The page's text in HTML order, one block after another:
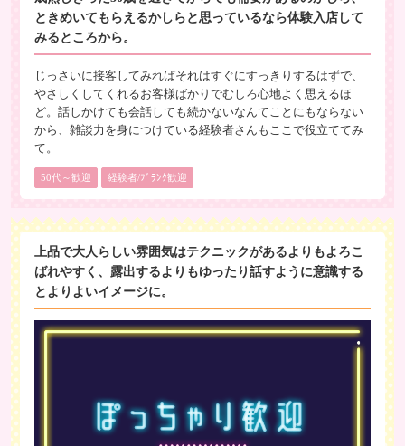
ときめいてもらえるかしらと思っているなら体験入店して
みるところから。
じっさいに接客してみればそれはすぐにすっきりするはずで、
やさしくしてくれるお客様ばかりでむしろ心地よく思えるほ
ど。話しかけても会話しても続かないなんてことにもならない
から、雑談力を身につけている経験者さんもここで役立ててみ
て。
50代～歓迎 経験者/ﾌﾞﾗﾝｸ歓迎
上品で大人らしい雰囲気はテクニックがあるよりもよろこ
ばれやすく、露出するよりもゆったり話すように意識する
とよりよいイメージに。